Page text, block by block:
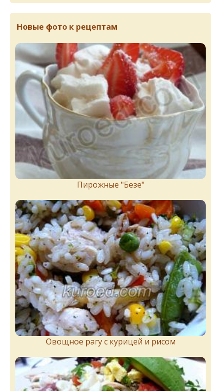
Новые фото к рецептам
Пирожныe "Бeзe"
Овощное рагу с курицей и рисом